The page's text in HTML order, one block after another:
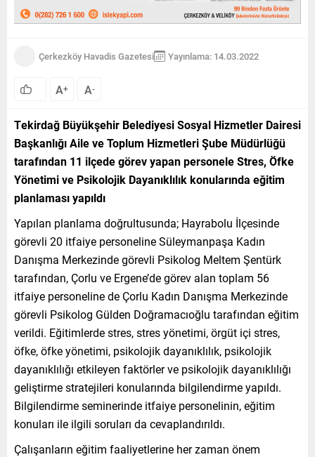
Çerkezköy Havadis Gazetesi Yayınlama: 14.03.2022
A+ A-
Tekirdağ Büyükşehir Belediyesi Sosyal Hizmetler Dairesi
Başkanlığı Aile ve Toplum Hizmetleri Şube Müdürlüğü
tarafından 11 ilçede görev yapan personele Stres, Öfke
Yönetimi ve Psikolojik Dayanıklılık konularında eğitim
planlaması yapıldı
Yapılan planlama doğrultusunda; Hayrabolu İlçesinde
görevli 20 itfaiye personeline Süleymanpaşa Kadın
Danışma Merkezinde görevli Psikolog Meltem Şentürk
tarafından, Çorlu ve Ergene’de görev alan toplam 56
itfaiye personeline de Çorlu Kadın Danışma Merkezinde
görevli Psikolog Gülden Doğramacıoğlu tarafından eğitim
verildi. Eğitimlerde stres, stres yönetimi, örgüt içi stres,
öfke, öfke yönetimi, psikolojik dayanıklılık, psikolojik
dayanıklılığı etkileyen faktörler ve psikolojik dayanıklılığı
geliştirme stratejileri konularında bilgilendirme yapıldı.
Bilgilendirme seminerinde itfaiye personelinin, eğitim
konuları ile ilgili soruları da cevaplandırıldı.
Çalışanların eğitim faaliyetlerine her zaman önem